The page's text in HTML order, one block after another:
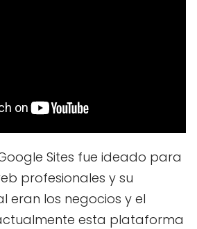
Sites fue ideado para
profesionales y su
eran los negocios y el
esta plataforma